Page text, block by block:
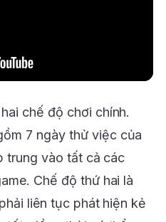
chế độ chơi chính.
7 ngày thử việc của
trung vào tất cả các
Chế độ thứ hai là
liên tục phát hiện kẻ